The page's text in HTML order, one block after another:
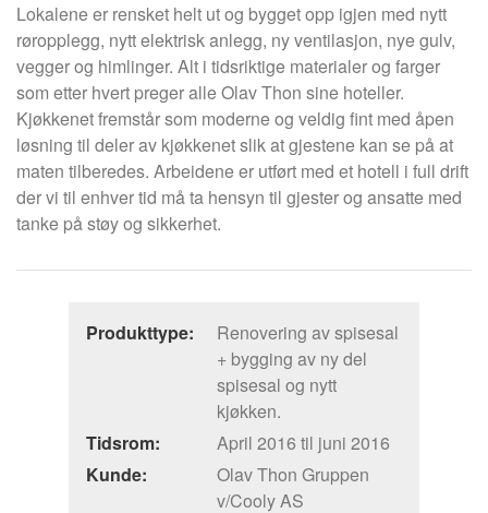
Lokalene er rensket helt ut og bygget opp igjen med nytt
røropplegg, nytt elektrisk anlegg, ny ventilasjon, nye gulv,
vegger og himlinger. Alt i tidsriktige materialer og farger
som etter hvert preger alle Olav Thon sine hoteller.
Kjøkkenet fremstår som moderne og veldig fint med åpen
løsning til deler av kjøkkenet slik at gjestene kan se på at
maten tilberedes. Arbeidene er utført med et hotell i full drift
der vi til enhver tid må ta hensyn til gjester og ansatte med
tanke på støy og sikkerhet.
Produkttype:
Renovering av spisesal
+ bygging av ny del
spisesal og nytt
kjøkken.
Tidsrom:
April 2016 til juni 2016
Kunde:
Olav Thon Gruppen
v/Cooly AS